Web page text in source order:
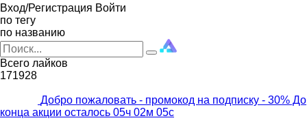
Вход/Регистрация Войти
по тегу
по названию
Всего лайков
171928
Добро пожаловать - промокод на подписку - 30% До
конца акции осталось 05ч 02м 03с